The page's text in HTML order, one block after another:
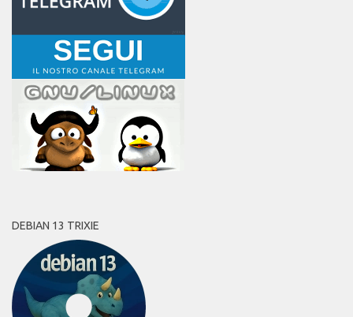
DEBIAN 13 TRIXIE